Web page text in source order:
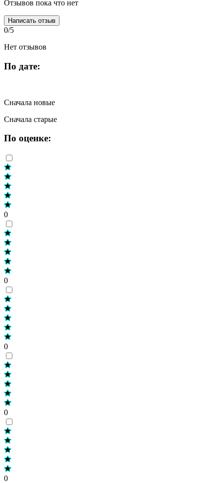
Отзывов пока что нет
Написать отзыв
0/5
Нет отзывов
По дате:
Сначала новые
Сначала старые
По оценке:
0
0
0
0
0